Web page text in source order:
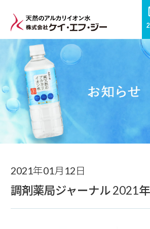
お知らせ
2021年01月12日
調剤薬局ジャーナル 2021